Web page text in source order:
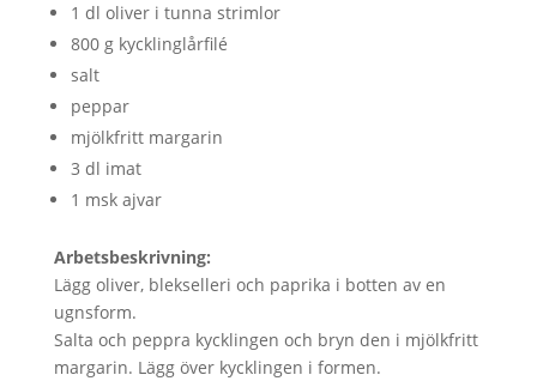
1 dl oliver i tunna strimlor
800 g kycklinglårfilé
salt
peppar
mjölkfritt margarin
3 dl imat
1 msk ajvar
Arbetsbeskrivning:
Lägg oliver, blekselleri och paprika i botten av en
ugnsform.
Salta och peppra kycklingen och bryn den i mjölkfritt
margarin. Lägg över kycklingen i formen.